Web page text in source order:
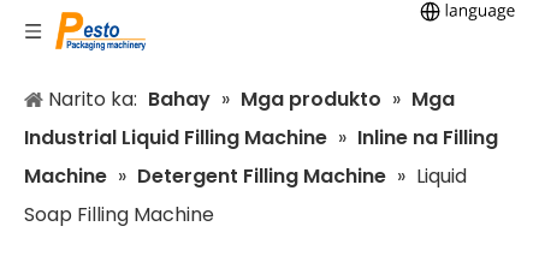
Narito ka: Bahay » Mga produkto » Mga
Industrial Liquid Filling Machine » Inline na Filling
Machine » Detergent Filling Machine » Liquid
Soap Filling Machine